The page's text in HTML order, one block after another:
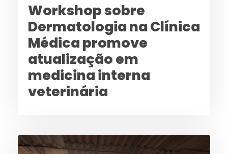
Workshop sobre
Dermatologia na Clínica
Médica promove
atualização em
medicina interna
veterinária